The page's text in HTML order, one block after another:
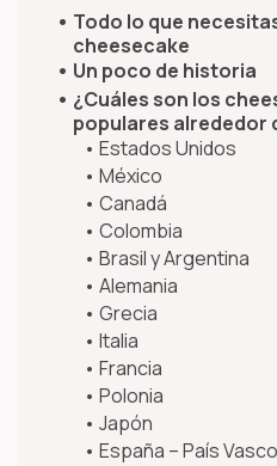
Todo lo que
cheesecake
Un poco de historia
¿Cuáles son los
populares alrededor
Estados Unidos
México
Canadá
Colombia
Brasil y Argentina
Alemania
Grecia
Italia
Francia
Polonia
Japón
España – País Vasco